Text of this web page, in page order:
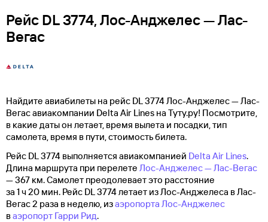
Рейс DL 3774, Лос-Анджелес — Лас-
Вегас
Найдите авиабилеты на рейс DL 3774 Лос-Анджелес — Лас-
Вегас авиакомпании Delta Air Lines на Туту.ру! Посмотрите,
в какие даты он летает, время вылета и посадки, тип
самолета, время в пути, стоимость билета.
Рейс DL 3774 выполняется авиакомпанией Delta Air Lines.
Длина маршрута при перелете Лос-Анджелес — Лас-Вегас
— 367 км. Самолет преодолевает это расстояние
за 1 ч 20 мин. Рейс DL 3774 летает из Лос-Анджелеса в Лас-
Вегас 2 раза в неделю, изаэропорта Лос-Анджелес
ваэропорт Гарри Рид.